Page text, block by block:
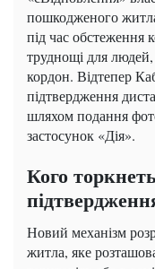
пошкодженого
під час обстеження
труднощі для людей,
кордон. Відтепер
підтвердження
шляхом подання
застосунок «Дія».
Кого
Новий механізм
житла, яке